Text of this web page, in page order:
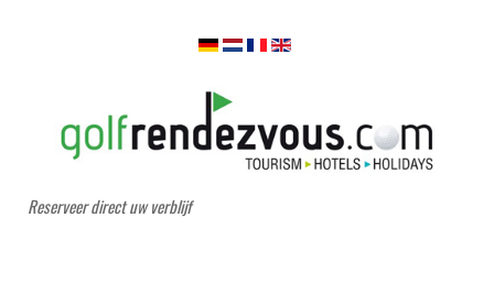
Reserveer direct uw verblijf